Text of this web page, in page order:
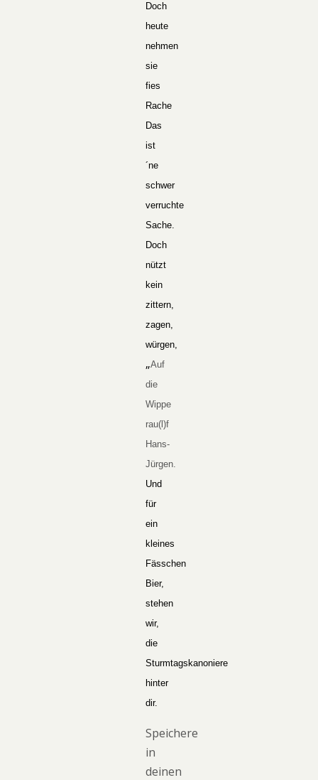
Doch
heute
nehmen
sie
fies
Rache
Das
ist
´ne
schwer
verruchte
Sache.
Doch
nützt
kein
zittern,
zagen,
würgen,
„Auf
die
Wippe
rau(l)f
Hans-
Jürgen.
Und
für
ein
kleines
Fässchen
Bier,
stehen
wir,
die
Sturmtagskanoniere
hinter
dir.
Speichere
in
deinen